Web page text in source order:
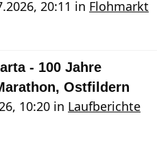
20:11 in Flohmarkt
- 100 Jahre
Ostfildern
10:20 in Laufberichte